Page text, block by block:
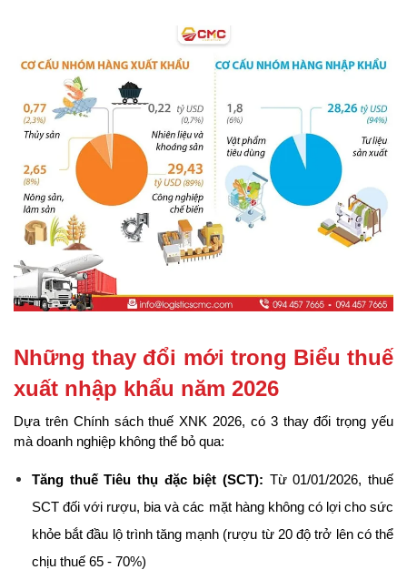
Những thay đổi mới trong Biểu thuế
xuất nhập khẩu năm 2026
Dựa trên Chính sách thuế XNK 2026, có 3 thay đổi trọng yếu
mà doanh nghiệp không thể bỏ qua:
Tăng thuế Tiêu thụ đặc biệt (SCT): Từ 01/01/2026, thuế
SCT đối với rượu, bia và các mặt hàng không có lợi cho sức
khỏe bắt đầu lộ trình tăng mạnh (rượu từ 20 độ trở lên có thể
chịu thuế 65 - 70%)